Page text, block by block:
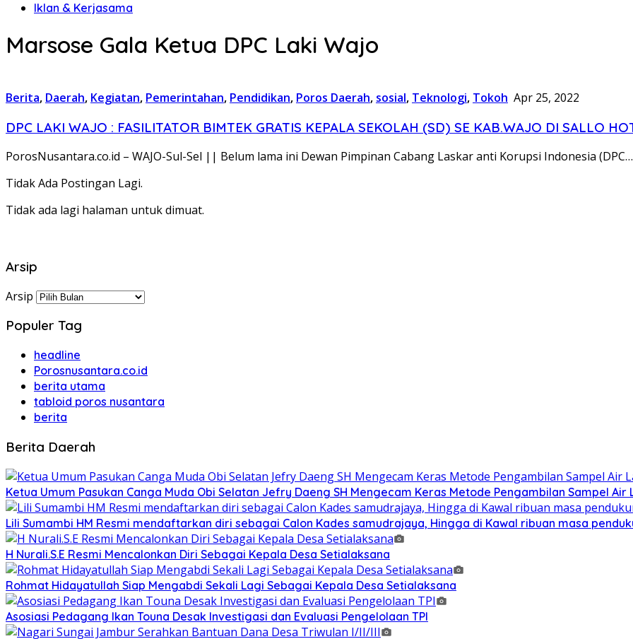
Iklan & Kerjasama
Marsose Gala Ketua DPC Laki Wajo
Berita, Daerah, Kegiatan, Pemerintahan, Pendidikan, Poros Daerah, sosial, Teknologi, Tokoh Apr 25, 2022
DPC LAKI WAJO : FASILITATOR BIMTEK GRATIS KEPALA SEKOLAH (SD) SE KAB.WAJO DI SALLO
PorosNusantara.co.id – WAJO-Sul-Sel || Belum lama ini Dewan Pimpinan Cabang Laskar anti Korupsi Indonesia (DPC…
Tidak Ada Postingan Lagi.
Tidak ada lagi halaman untuk dimuat.
Arsip
Arsip
Populer Tag
headline
Porosnusantara.co.id
berita utama
tabloid poros nusantara
berita
Berita Daerah
Ketua Umum Pasukan Canga Muda Obi Selatan Jefry Daeng SH Mengecam Keras Metode Pengambilan Sampel Air
Lili Sumambi HM Resmi mendaftarkan diri sebagai Calon Kades samudrajaya, Hingga di Kawal ribuan masa
H Nurali.S.E Resmi Mencalonkan Diri Sebagai Kepala Desa Setialaksana
Rohmat Hidayatullah Siap Mengabdi Sekali Lagi Sebagai Kepala Desa Setialaksana
Asosiasi Pedagang Ikan Touna Desak Investigasi dan Evaluasi Pengelolaan TPI